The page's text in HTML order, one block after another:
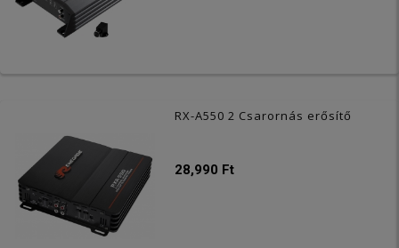
RX-A550 2 Csarornás erősítő
28,990 Ft